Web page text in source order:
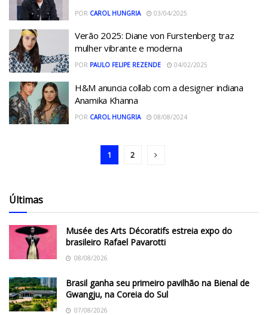
POR CAROL HUNGRIA 03/04/2025
Verão 2025: Diane von Furstenberg traz
mulher vibrante e moderna
POR PAULO FELIPE REZENDE 04/02/2025
H&M anuncia collab com a designer indiana
Anamika Khanna
POR CAROL HUNGRIA 08/08/2024
1 2
Últimas
Musée des Arts Décoratifs estreia expo do
brasileiro Rafael Pavarotti
08/08/2026
Brasil ganha seu primeiro pavilhão na Bienal de
Gwangju, na Coreia do Sul
07/08/2026